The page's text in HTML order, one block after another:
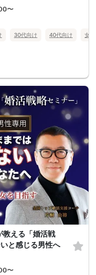
〜
30代向け 40代向け 女
教える「婚活戦
と感じる男性へ
〜